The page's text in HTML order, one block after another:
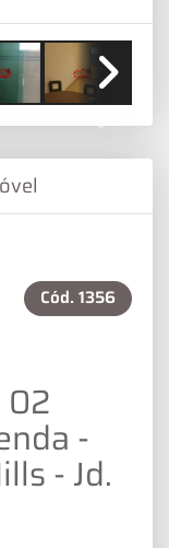
Next
Cód.1356
-
- Jd.